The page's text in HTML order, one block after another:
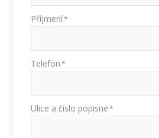
Příjmení*
Telefon *
Ulice a číslo popisné *